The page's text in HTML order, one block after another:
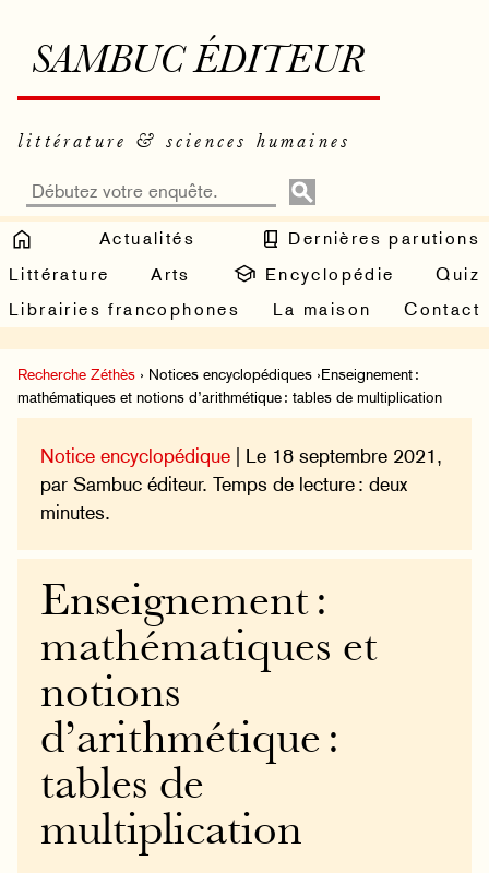
SAMBUC ÉDITEUR
littérature & sciences humaines
Actualités
Dernières parutions
Littérature
Arts Encyclopédie
Quiz
Librairies francophones
La maison Contact
Recherche Zéthès › Notices encyclopédiques ›Enseignement :
mathématiques et notions d’arithmétique : tables de multiplication
Notice encyclopédique | Le 18 septembre 2021,
par Sambuc éditeur. Temps de lecture : deux
minutes.
Enseignement :
mathématiques et
notions
d’arithmétique :
tables de
multiplication